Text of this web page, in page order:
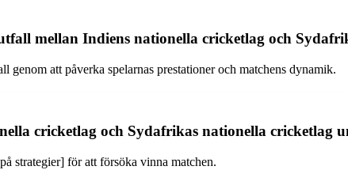
mellan Indiens nationella cricketlag och
genom att påverka spelarnas prestationer och matchens dynamik.
cricketlag och Sydafrikas nationella cricketlag
strategier] för att försöka vinna matchen.